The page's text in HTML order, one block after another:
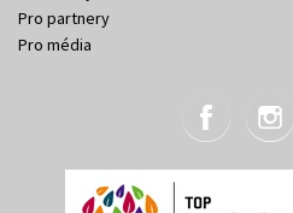
Pro partnery
Pro média